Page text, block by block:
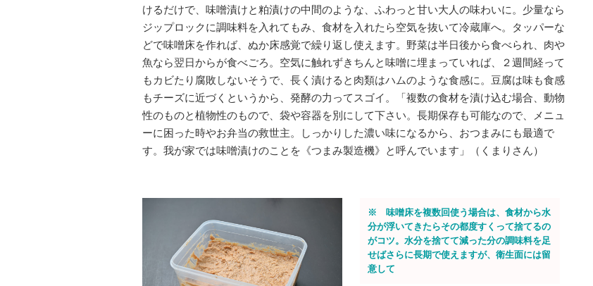
けるだけで、味噌漬けと粕漬けの中間のような、ふわっと甘い大人の味わいに。少量なら
ジップロックに調味料を入れてもみ、食材を入れたら空気を抜いて冷蔵庫へ。タッパーな
どで味噌床を作れば、ぬか床感覚で繰り返し使えます。野菜は半日後から食べられ、肉や
魚なら翌日からが食べごろ。空気に触れずきちんと味噌に埋まっていれば、２週間経って
もカビたり腐敗しないそうで、長く漬けると肉類はハムのような食感に。豆腐は味も食感
もチーズに近づくというから、発酵の力ってスゴイ。「複数の食材を漬け込む場合、動物
性のものと植物性のもので、袋や容器を別にして下さい。長期保存も可能なので、メニュ
ーに困った時やお弁当の救世主。しっかりした濃い味になるから、おつまみにも最適で
す。我が家では味噌漬けのことを《つまみ製造機》と呼んでいます」（くまりさん）
※ 味噌床を複数回使う場合は、食材から水
分が浮いてきたらその都度すくって捨てるの
がコツ。水分を捨てて減った分の調味料を足
せばさらに長期で使えますが、衛生面には留
意して